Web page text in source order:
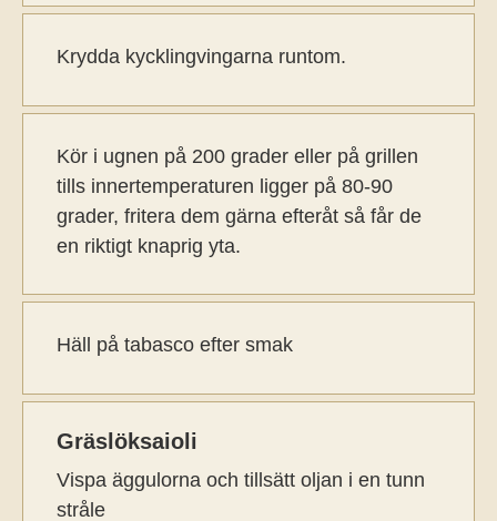
Krydda kycklingvingarna runtom.
Kör i ugnen på 200 grader eller på grillen
tills innertemperaturen ligger på 80-90
grader, fritera dem gärna efteråt så får de
en riktigt knaprig yta.
Häll på tabasco efter smak
Gräslöksaioli
Vispa äggulorna och tillsätt oljan i en tunn
stråle